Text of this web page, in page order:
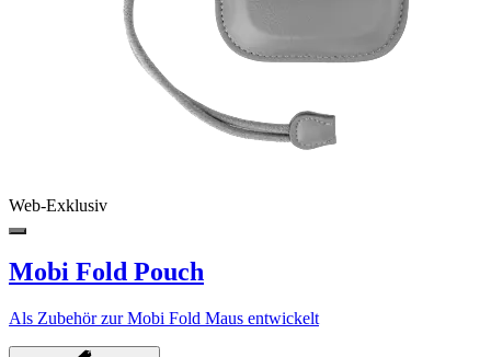
Web-Exklusiv
Mobi Fold Pouch
Als Zubehör zur Mobi Fold Maus entwickelt